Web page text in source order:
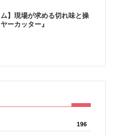
ム】現場が求める切れ味と操
ーカッター』
196